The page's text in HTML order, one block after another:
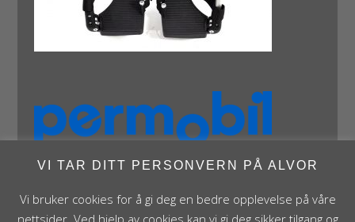
VI TAR DITT PERSONVERN PÅ ALVOR
Vi bruker cookies for å gi deg en bedre opplevelse på våre
nettsider. Ved hjelp av cookies kan vi gi deg sikker tilgang og